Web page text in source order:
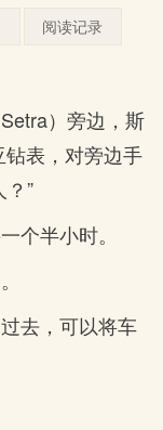
阅读记录
）旁边，斯
表，对旁边手
”
个半小时。
去，可以将车